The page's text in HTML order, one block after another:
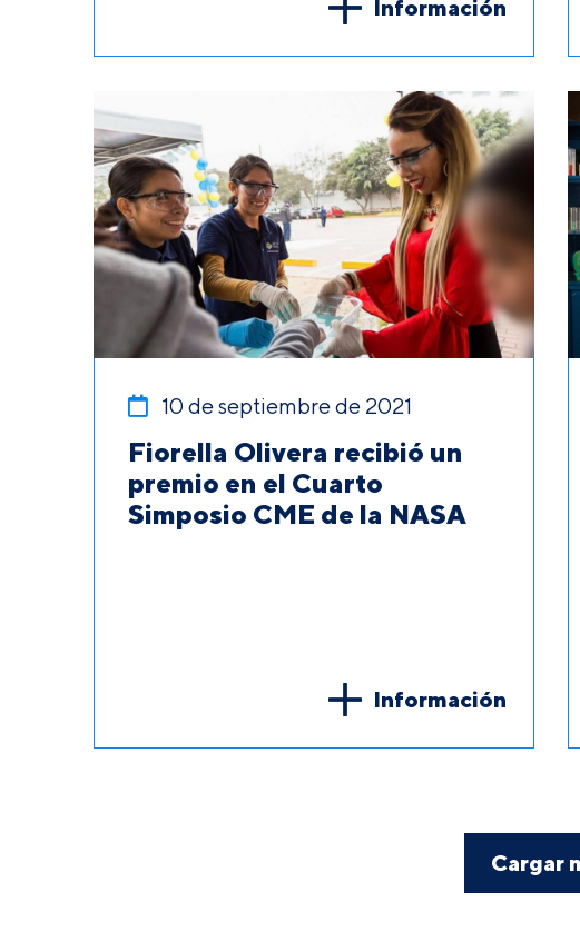
Información
10 de septiembre de 2021
Fiorella Olivera recibió un
premio en el Cuarto
Simposio CME de la NASA
Información
Cargar